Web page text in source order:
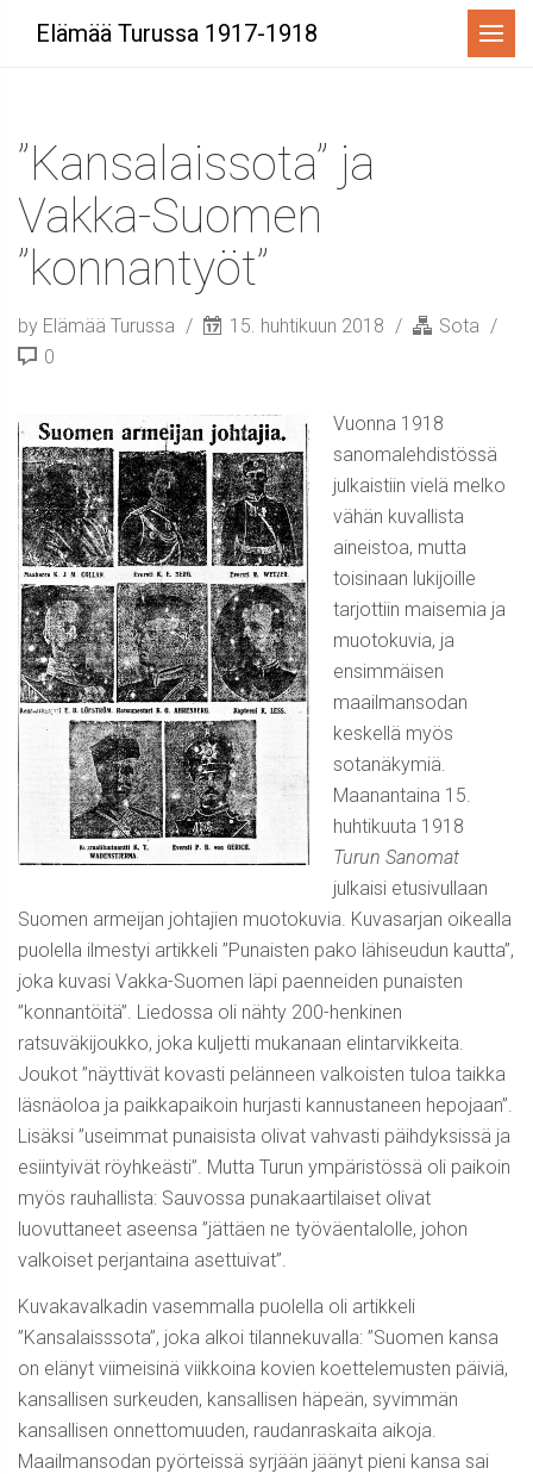
Elämää Turussa 1917-1918 Menu
”Kansalaissota” ja
Vakka-Suomen
”konnantyöt”
by Elämää Turussa 15. huhtikuun 2018
Sota
0
Vuonna 1918
sanomalehdistössä
julkaistiin vielä melko
vähän kuvallista
aineistoa, mutta
toisinaan lukijoille
tarjottiin maisemia ja
muotokuvia, ja
ensimmäisen
maailmansodan
keskellä myös
sotanäkymiä.
Maanantaina 15.
huhtikuuta 1918
Turun Sanomat
julkaisi etusivullaan
Suomen armeijan johtajien muotokuvia. Kuvasarjan oikealla
puolella ilmestyi artikkeli ”Punaisten pako lähiseudun kautta”,
joka kuvasi Vakka-Suomen läpi paenneiden punaisten
”konnantöitä”. Liedossa oli nähty 200-henkinen
ratsuväkijoukko, joka kuljetti mukanaan elintarvikkeita.
Joukot ”näyttivät kovasti pelänneen valkoisten tuloa taikka
läsnäoloa ja paikkapaikoin hurjasti kannustaneen hepojaan”.
Lisäksi ”useimmat punaisista olivat vahvasti päihdyksissä ja
esiintyivät röyhkeästi”. Mutta Turun ympäristössä oli paikoin
myös rauhallista: Sauvossa punakaartilaiset olivat
luovuttaneet aseensa ”jättäen ne työväentalolle, johon
valkoiset perjantaina asettuivat”.
Kuvakavalkadin vasemmalla puolella oli artikkeli
”Kansalaisssota”, joka alkoi tilannekuvalla: ”Suomen kansa
on elänyt viimeisinä viikkoina kovien koettelemusten päiviä,
kansallisen surkeuden, kansallisen häpeän, syvimmän
kansallisen onnettomuuden, raudanraskaita aikoja.
Maailmansodan pyörteissä syrjään jäänyt pieni kansa sai